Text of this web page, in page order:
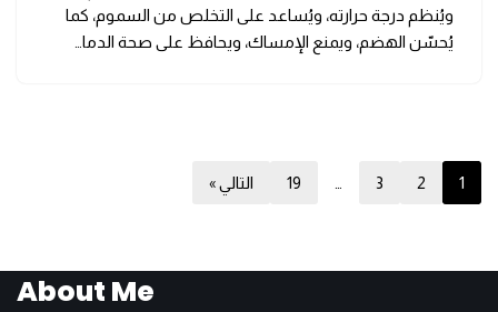
ويُنظم درجة حرارته، ويُساعد على التخلص من السموم، كما
يُحسّن الهضم، ويمنع الإمساك، ويحافظ على صحة الدما…
1
2
3
19 التالي »
About Me